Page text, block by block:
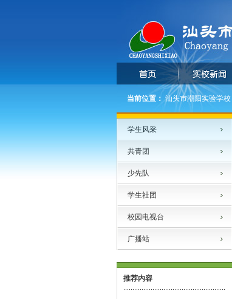
当前位置： 汕头市潮阳实验学校
学生风采
共青团
少先队
学生社团
校园电视台
广播站
推荐内容